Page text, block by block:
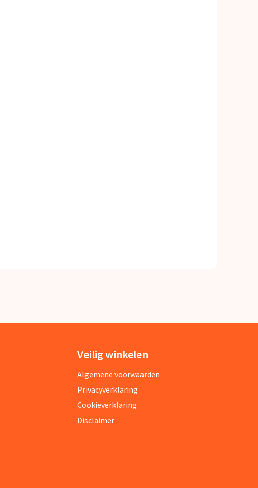
Veilig winkelen
Algemene voorwaarden
Privacyverklaring
Cookieverklaring
Disclaimer